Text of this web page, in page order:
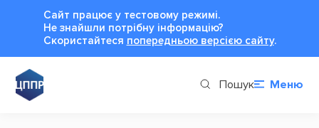
Сайт працює у тестовому режимі.
Не знайшли потрібну інформацію?
Cкористайтеся попередньою версією сайту.
Пошук Меню